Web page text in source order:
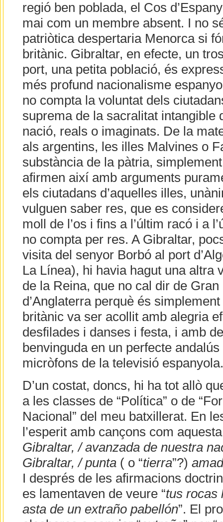
regió ben poblada, el Cos
mai com un membre absent. I no
patriòtica despertaria Menorca si
britànic. Gibraltar, en efecte, un
port, una petita població, és
més profund nacionalisme
no compta la voluntat dels
suprema de la sacralitat intangible
nació, reals o imaginats. De la
als argentins, les illes Malvines o
substància de la pàtria,
afirmen així amb arguments
els ciutadans d’aquelles illes,
vulguen saber res, que es
moll de l’os i fins a l’últim racó i a
no compta per res. A Gibraltar,
visita del senyor Borbó al port
La Línea), hi havia hagut una altra
de la Reina, que no cal dir de Gran
d’Anglaterra perquè és
britànic va ser acollit amb alegria
desfilades i danses i festa, i amb
benvinguda en un perfecte
micròfons de la televisió espanyola.
D’un costat, doncs, hi ha tot allò
a les classes de “Política” o de
Nacional” del meu batxillerat. En
l’esperit amb cançons com
Gibraltar, / avanzada de nuestra
Gibraltar, / punta( o “tierra”?)
I després de les afirmacions
es lamentaven de veure “tus rocas
asta de un extraño pabellón”. El